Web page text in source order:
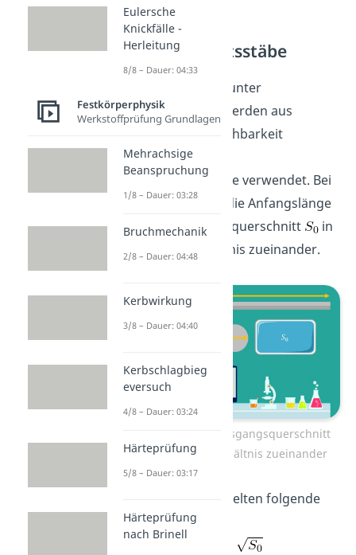
Kennwerte für
Proportionalitätsstäbe
Für die Zugversuche unter
Laborbedingungen werden aus
Gründen der Vergleichbarkeit
meistens sogenannte
Proportionalitätsstäbe verwendet. Bei
diesen befindet sich die Anfangslänge
und der Ausgangsquerschnitt
in
einem festen Verhältnis zueinander.
Anfangslänge und Ausgangsquerschnitt
stehen im festen Verhältnis zueinander
Bei einem Flachstab gelten folgende
Proportionen:
Eulersche
Knickfälle -
Herleitung
8/8 – Dauer: 04:33
Festkörperphysik
Werkstoffprüfung Grundlagen
Mehrachsige
Beanspruchung
1/8 – Dauer: 03:28
Bruchmechanik
2/8 – Dauer: 04:48
Kerbwirkung
3/8 – Dauer: 04:40
Kerbschlagbieg
eversuch
4/8 – Dauer: 03:24
Härteprüfung
5/8 – Dauer: 03:17
Härteprüfung
nach Brinell